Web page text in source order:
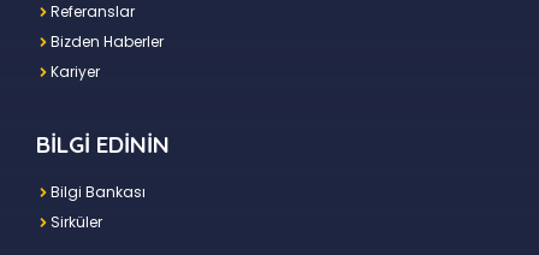
Referanslar
Bizden Haberler
Kariyer
BİLGİ EDİNİN
Bilgi Bankası
Sirküler